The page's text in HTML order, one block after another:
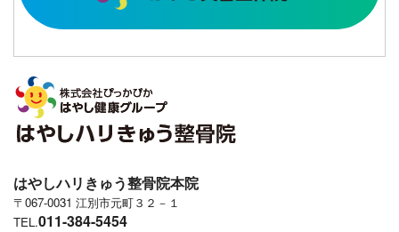
はやしハリきゅう整骨院本院
〒067-0031 江別市元町３２－１
TEL.011-384-5454